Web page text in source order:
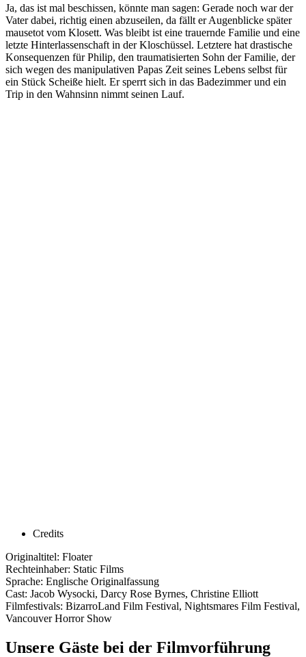
Ja, das ist mal beschissen, könnte man sagen: Gerade noch war der
Vater dabei, richtig einen abzuseilen, da fällt er Augenblicke später
mausetot vom Klosett. Was bleibt ist eine trauernde Familie und eine
letzte Hinterlassenschaft in der Kloschüssel. Letztere hat drastische
Konsequenzen für Philip, den traumatisierten Sohn der Familie, der
sich wegen des manipulativen Papas Zeit seines Lebens selbst für
ein Stück Scheiße hielt. Er sperrt sich in das Badezimmer und ein
Trip in den Wahnsinn nimmt seinen Lauf.
Credits
Originaltitel: Floater
Rechteinhaber: Static Films
Sprache: Englische Originalfassung
Cast: Jacob Wysocki, Darcy Rose Byrnes, Christine Elliott
Filmfestivals: BizarroLand Film Festival, Nightsmares Film Festival,
Vancouver Horror Show
Unsere Gäste bei der Filmvorführung